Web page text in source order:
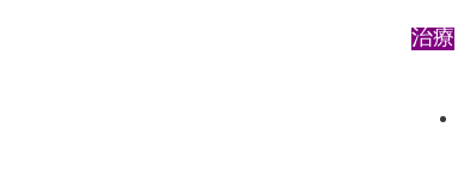
治療